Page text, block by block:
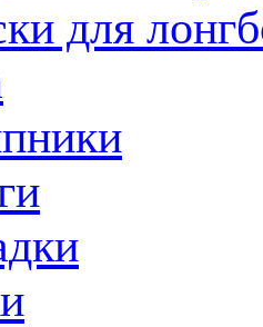
для